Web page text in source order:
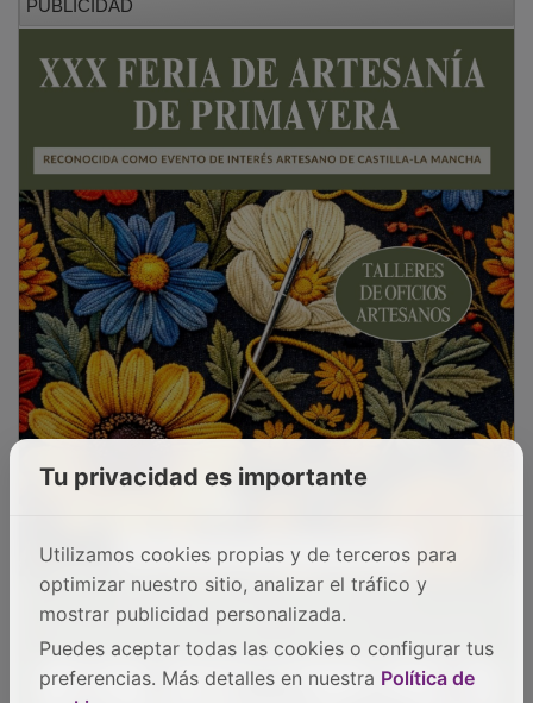
Tu privacidad es importante
Utilizamos cookies propias y de terceros para
optimizar nuestro sitio, analizar el tráfico y
mostrar publicidad personalizada.
Puedes aceptar todas las cookies o configurar tus
preferencias. Más detalles en nuestra Política de